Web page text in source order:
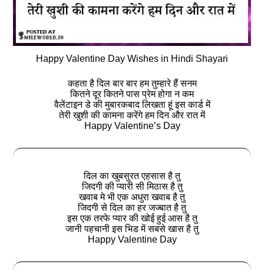
Happy Valentine Day Wishes in Hindi Shayari
कहता है दिल बार बार हम तुम्हारे हैं सनम
कितने दूर कितने पास प्रेम होगा न कम
वैलेंटाइन डे की मुबारकबाद लिखता हूं इस कार्ड में
तेरी खुशी की कामना करेंगे हम दिन और रात में
Happy Valentine’s Day
दिल का खुबसुरत एहसास है तु
जिदगी की प्यारी सी मिठास है तु
खवाब मे भी एक अधुरा खवाब है तु
जिदगी से दिल का हर जज्बात है तु
इस एक तरफे प्यार की खोई हुई आस है तु
जानी पहचानी इस भिड में सबसे खास है तु
Happy Valentine Day